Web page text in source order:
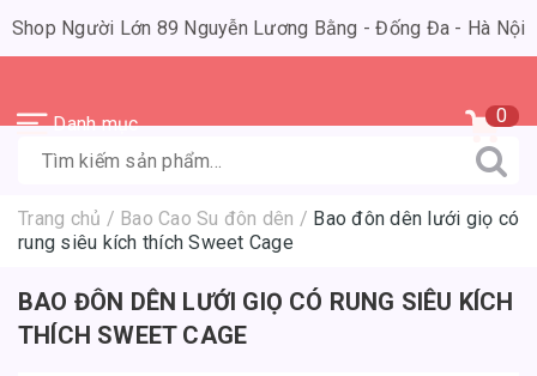
Shop Người Lớn 89 Nguyễn Lương Bằng - Đống Đa - Hà Nội
Danh mục 0
Trang chủ / Bao Cao Su đôn dên / Bao đôn dên lưới giọ có
rung siêu kích thích Sweet Cage
BAO ĐÔN DÊN LƯỚI GIỌ CÓ RUNG SIÊU KÍCH
THÍCH SWEET CAGE